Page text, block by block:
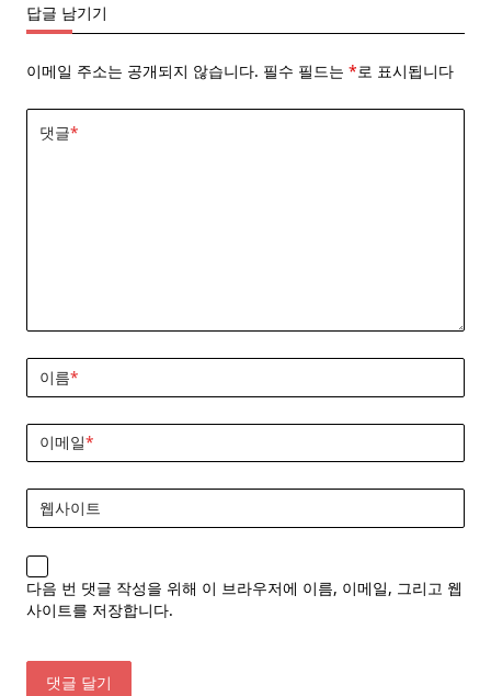
답글 남기기
이메일 주소는 공개되지 않습니다. 필수 필드는 *로 표시됩니다
댓글*
이름*
이메일*
웹사이트
다음 번 댓글 작성을 위해 이 브라우저에 이름, 이메일, 그리고 웹
사이트를 저장합니다.